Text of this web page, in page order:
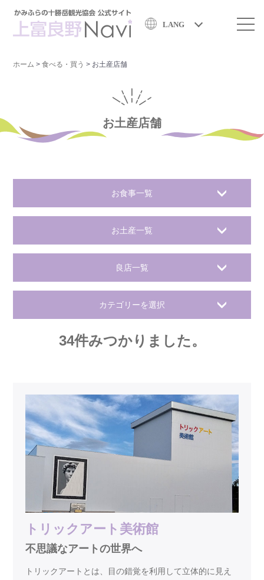
LANG
ホーム >食べる・買う > お土産店舗
お土産店舗
お食事一覧
お土産一覧
良店一覧
カテゴリーを選択
34件みつかりました。
トリックアート美術館
不思議なアートの世界へ
トリックアートとは、目の錯覚を利用して立体的に見え